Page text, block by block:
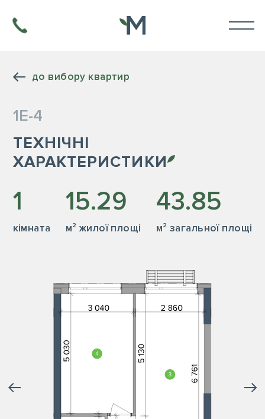
до вибору квартир
1Е-4
ТЕХНІЧНІ
ХАРАКТЕРИСТИКИ
1
кiмната
15.29
м² жилої площі
43.85
м² загальної площі